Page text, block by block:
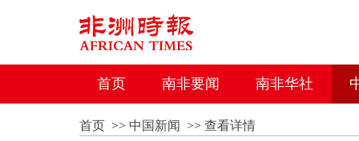
首页 南非要闻 南非华社
首页>> 中国新闻 >> 查看详情